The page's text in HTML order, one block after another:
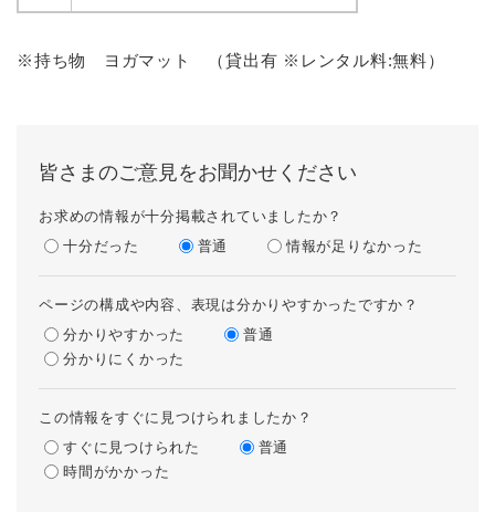
※持ち物 ヨガマット （貸出有 ※レンタル料:無料）
皆さまのご意見をお聞かせください
お求めの情報が十分掲載されていましたか？
十分だった
普通 情報が足りなかった
ページの構成や内容、表現は分かりやすかったですか？
分かりやすかった
普通
分かりにくかった
この情報をすぐに見つけられましたか？
すぐに見つけられた
普通
時間がかかった